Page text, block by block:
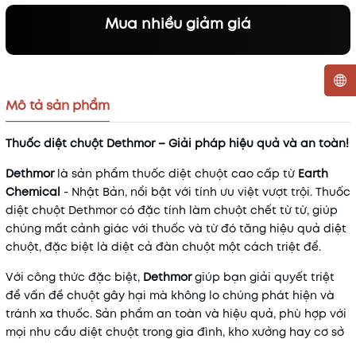
Mua nhiều giảm giá
Mã khuyến mãi:
Điều kiện:
Mô tả sản phẩm
Thuốc diệt chuột Dethmor – Giải pháp hiệu quả và an toàn!
Dethmorlà sản phẩm thuốc diệt chuột cao cấp từ Earth
Chemical - Nhật Bản, nổi bật với tính ưu việt vượt trội. Thuốc
diệt chuột Dethmor có đặc tính làm chuột chết từ từ, giúp
chúng mất cảnh giác với thuốc và từ đó tăng hiệu quả diệt
chuột, đặc biệt là diệt cả đàn chuột một cách triệt để.
Với công thức đặc biệt, Dethmorgiúp bạn giải quyết triệt
để vấn đề chuột gây hại mà không lo chúng phát hiện và
tránh xa thuốc. Sản phẩm an toàn và hiệu quả, phù hợp với
mọi nhu cầu diệt chuột trong gia đình, kho xưởng hay cơ sở